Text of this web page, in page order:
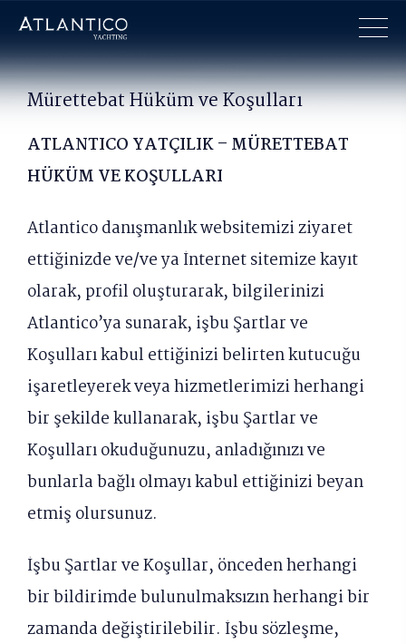
×
Mürettebat Hüküm ve Koşulları
ATLANTICO YATÇILIK – MÜRETTEBAT
HÜKÜM VE KOŞULLARI
Atlantico danışmanlık websitemizi ziyaret
ettiğinizde ve/ve ya İnternet sitemize kayıt
olarak, profil oluşturarak, bilgilerinizi
Atlantico’ya sunarak, işbu Şartlar ve
Koşulları kabul ettiğinizi belirten kutucuğu
işaretleyerek veya hizmetlerimizi herhangi
bir şekilde kullanarak, işbu Şartlar ve
Koşulları okuduğunuzu, anladığınızı ve
bunlarla bağlı olmayı kabul ettiğinizi beyan
etmiş olursunuz.
İşbu Şartlar ve Koşullar, önceden herhangi
bir bildirimde bulunulmaksızın herhangi bir
zamanda değiştirilebilir. İşbu sözleşme,